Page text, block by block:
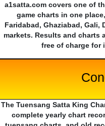
a1satta.com covers one of
game charts in one
Faridabad, Ghaziabad, Gali,
markets. Results and charts
free of charge for
The Tuensang Satta King
complete yearly chart